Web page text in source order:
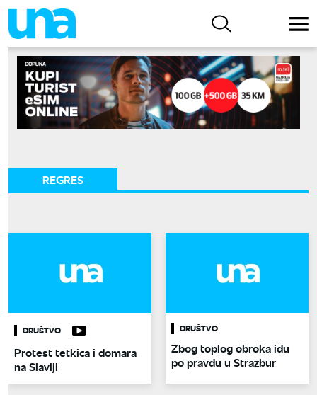
REGRES
DRUŠTVO
Protest tetkica i domara
na Slaviji
DRUŠTVO
Zbog toplog obroka idu
po pravdu u Strazbur